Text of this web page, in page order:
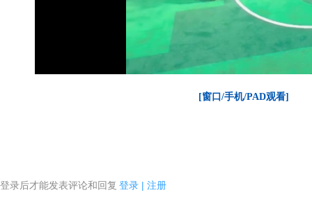
[窗口/手机/PAD观看]
登录后才能发表评论和回复 登录 | 注册